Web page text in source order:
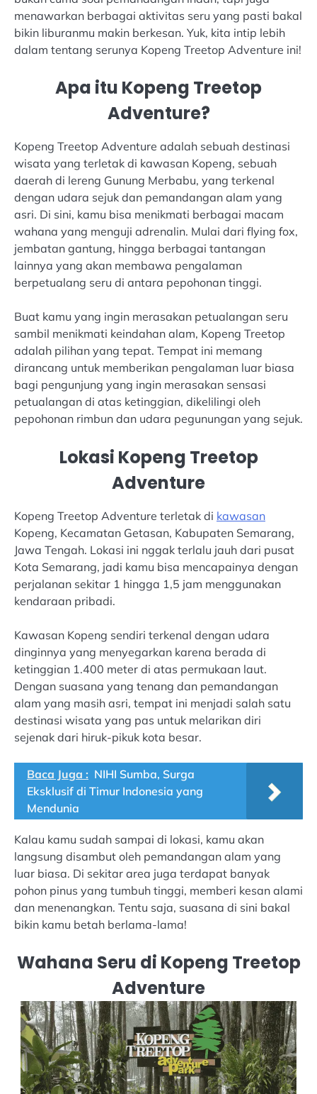
menawarkan berbagai aktivitas seru yang pasti bakal
bikin liburanmu makin berkesan. Yuk, kita intip lebih
dalam tentang serunya Kopeng Treetop Adventure ini!
Apa itu Kopeng Treetop
Adventure?
Kopeng Treetop Adventure adalah sebuah destinasi
wisata yang terletak di kawasan Kopeng, sebuah
daerah di lereng Gunung Merbabu, yang terkenal
dengan udara sejuk dan pemandangan alam yang
asri. Di sini, kamu bisa menikmati berbagai macam
wahana yang menguji adrenalin. Mulai dari flying fox,
jembatan gantung, hingga berbagai tantangan
lainnya yang akan membawa pengalaman
berpetualang seru di antara pepohonan tinggi.
Buat kamu yang ingin merasakan petualangan seru
sambil menikmati keindahan alam, Kopeng Treetop
adalah pilihan yang tepat. Tempat ini memang
dirancang untuk memberikan pengalaman luar biasa
bagi pengunjung yang ingin merasakan sensasi
petualangan di atas ketinggian, dikelilingi oleh
pepohonan rimbun dan udara pegunungan yang sejuk.
Lokasi Kopeng Treetop
Adventure
Kopeng Treetop Adventure terletak di kawasan
Kopeng, Kecamatan Getasan, Kabupaten Semarang,
Jawa Tengah. Lokasi ini nggak terlalu jauh dari pusat
Kota Semarang, jadi kamu bisa mencapainya dengan
perjalanan sekitar 1 hingga 1,5 jam menggunakan
kendaraan pribadi.
Kawasan Kopeng sendiri terkenal dengan udara
dinginnya yang menyegarkan karena berada di
ketinggian 1.400 meter di atas permukaan laut.
Dengan suasana yang tenang dan pemandangan
alam yang masih asri, tempat ini menjadi salah satu
destinasi wisata yang pas untuk melarikan diri
sejenak dari hiruk-pikuk kota besar.
Baca Juga : NIHI Sumba, Surga
Eksklusif di Timur Indonesia yang
Mendunia
Kalau kamu sudah sampai di lokasi, kamu akan
langsung disambut oleh pemandangan alam yang
luar biasa. Di sekitar area juga terdapat banyak
pohon pinus yang tumbuh tinggi, memberi kesan alami
dan menenangkan. Tentu saja, suasana di sini bakal
bikin kamu betah berlama-lama!
Wahana Seru di Kopeng Treetop
Adventure